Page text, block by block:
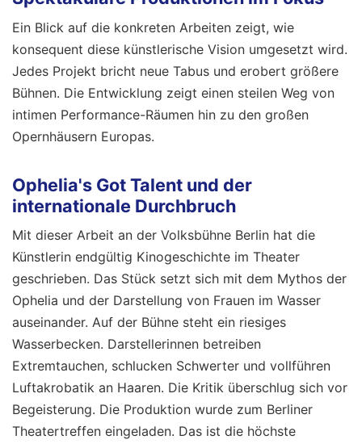
Ein Blick auf die konkreten Arbeiten zeigt, wie
konsequent diese künstlerische Vision umgesetzt wird.
Jedes Projekt bricht neue Tabus und erobert größere
Bühnen. Die Entwicklung zeigt einen steilen Weg von
intimen Performance-Räumen hin zu den großen
Opernhäusern Europas.
Ophelia's Got Talent und der
internationale Durchbruch
Mit dieser Arbeit an der Volksbühne Berlin hat die
Künstlerin endgültig Kinogeschichte im Theater
geschrieben. Das Stück setzt sich mit dem Mythos der
Ophelia und der Darstellung von Frauen im Wasser
auseinander. Auf der Bühne steht ein riesiges
Wasserbecken. Darstellerinnen betreiben
Extremtauchen, schlucken Schwerter und vollführen
Luftakrobatik an Haaren. Die Kritik überschlug sich vor
Begeisterung. Die Produktion wurde zum Berliner
Theatertreffen eingeladen. Das ist die höchste